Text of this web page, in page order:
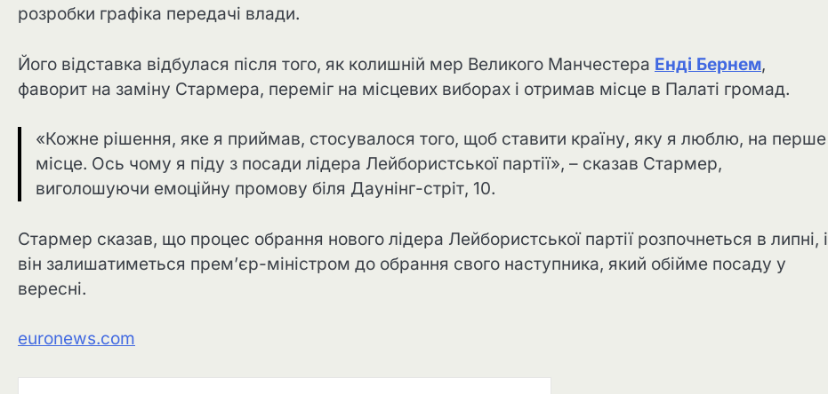
розробки графіка передачі влади.
Його відставка відбулася після того, як колишній мер Великого Манчестера Енді Бернем,
фаворит на заміну Стармера, переміг на місцевих виборах і отримав місце в Палаті громад.
«Кожне рішення, яке я приймав, стосувалося того, щоб ставити країну, яку я люблю, на перше
місце. Ось чому я піду з посади лідера Лейбористської партії», – сказав Стармер,
виголошуючи емоційну промову біля Даунінг-стріт, 10.
Стармер сказав, що процес обрання нового лідера Лейбористської партії розпочнеться в липні, і
він залишатиметься прем’єр-міністром до обрання свого наступника, який обійме посаду у
вересні.
euronews.com